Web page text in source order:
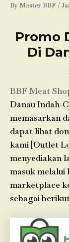
By Master BBF /
Promo
Di
BBF Meat
Danau Indah-
memasarkan
dapat lihat
kami [Outlet
menyediakan
masuk melalui
marketplace
sebagai